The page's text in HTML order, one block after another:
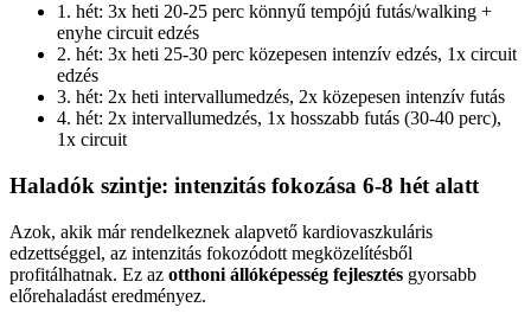
1. hét: 3x heti 20-25 perc könnyű tempójú futás/walking +
enyhe circuit edzés
2. hét: 3x heti 25-30 perc közepesen intenzív edzés, 1x circuit
edzés
3. hét: 2x heti intervallumedzés, 2x közepesen intenzív futás
4. hét: 2x intervallumedzés, 1x hosszabb futás (30-40 perc),
1x circuit
Haladók szintje: intenzitás fokozása 6-8 hét alatt
Azok, akik már rendelkeznek alapvető kardiovaszkuláris
edzettséggel, az intenzitás fokozódott megközelítésből
profitálhatnak. Ez az otthoni állóképesség fejlesztés gyorsabb
előrehaladást eredményez.